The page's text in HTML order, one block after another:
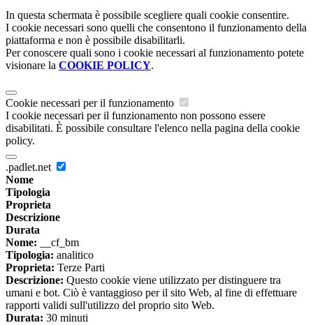
In questa schermata è possibile scegliere quali cookie consentire.
I cookie necessari sono quelli che consentono il funzionamento della
piattaforma e non è possibile disabilitarli.
Per conoscere quali sono i cookie necessari al funzionamento potete
visionare la COOKIE POLICY.
Cookie necessari per il funzionamento
I cookie necessari per il funzionamento non possono essere
disabilitati. È possibile consultare l'elenco nella pagina della cookie
policy.
.padlet.net
Nome
Tipologia
Proprieta
Descrizione
Durata
Nome: __cf_bm
Tipologia: analitico
Proprieta: Terze Parti
Descrizione: Questo cookie viene utilizzato per distinguere tra
umani e bot. Ciò è vantaggioso per il sito Web, al fine di effettuare
rapporti validi sull'utilizzo del proprio sito Web.
Durata: 30 minuti